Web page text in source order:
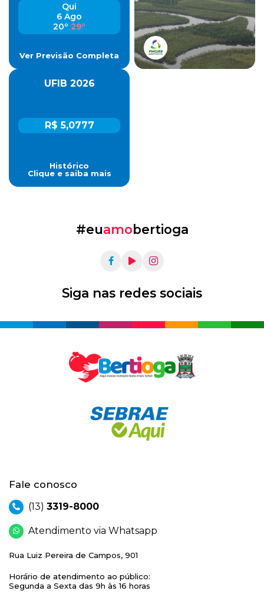
Qui
6 Ago
20º 29º
Ver Previsão Completa
UFIB 2026
R$ 5,0777
Histórico
Clique e saiba mais
#euamobertioga
Siga nas redes sociais
Fale conosco
(13) 3319-8000
Atendimento via Whatsapp
Rua Luiz Pereira de Campos, 901
Horário de atendimento ao público:
Segunda a Sexta das 9h às 16 horas